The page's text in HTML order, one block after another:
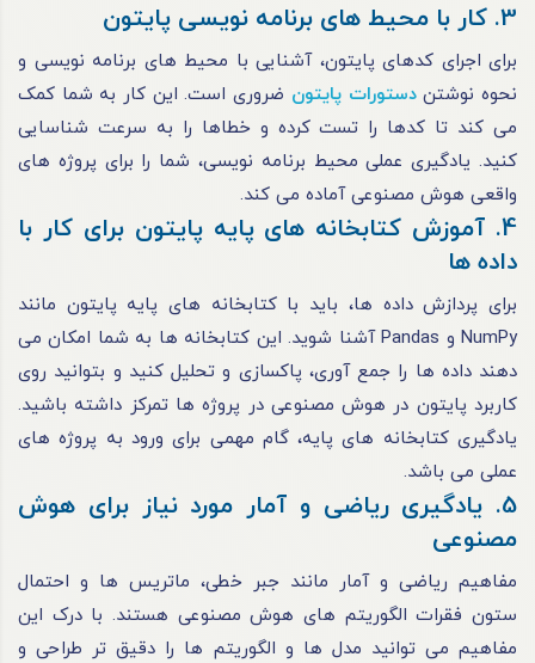
3. کار با محیط های برنامه نویسی پایتون
برای اجرای کدهای پایتون، آشنایی با محیط های برنامه نویسی و
نحوه نوشتندستورات پایتون ضروری است. این کار به شما کمک
می کند تا کدها را تست کرده و خطاها را به سرعت شناسایی
کنید. یادگیری عملی محیط برنامه نویسی، شما را برای پروژه های
واقعی هوش مصنوعی آماده می کند.
4. آموزش کتابخانه های پایه پایتون برای کار با
داده ها
برای پردازش داده ها، باید با کتابخانه های پایه پایتون مانند
NumPy و Pandas آشنا شوید. این کتابخانه ها به شما امکان می
دهند داده ها را جمع آوری، پاکسازی و تحلیل کنید و بتوانید روی
کاربرد پایتون در هوش مصنوعی در پروژه ها تمرکز داشته باشید.
یادگیری کتابخانه های پایه، گام مهمی برای ورود به پروژه های
عملی می باشد.
5. یادگیری ریاضی و آمار مورد نیاز برای هوش
مصنوعی
مفاهیم ریاضی و آمار مانند جبر خطی، ماتریس ها و احتمال
ستون فقرات الگوریتم های هوش مصنوعی هستند. با درک این
مفاهیم می توانید مدل ها و الگوریتم ها را دقیق تر طراحی و